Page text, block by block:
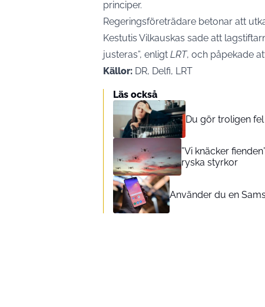
principer.
Regeringsföreträdare betonar att
Kestutis Vilkauskas sade att
justeras”, enligt LRT, och påpekade
Källor: DR, Delfi, LRT
Läs också
Du gör troligen
”Vi knäcker
ryska styrkor
Använder du en